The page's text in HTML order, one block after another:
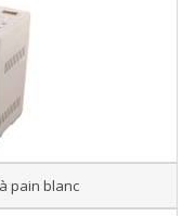
pain blanc